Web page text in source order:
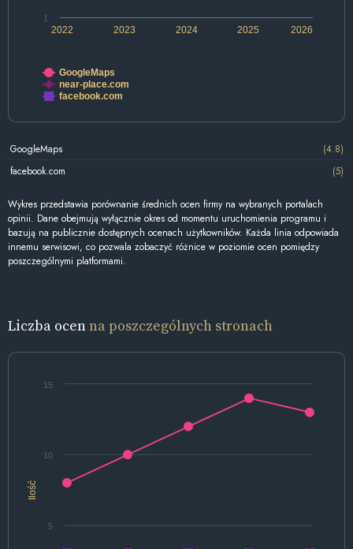
2022 2024 2026
2023 2025
1
GoogleMaps
near-place.com
facebook.com
GoogleMaps
(4.8)
facebook.com
(5)
Wykres przedstawia porównanie średnich ocen firmy na wybranych portalach
opinii. Dane obejmują wyłącznie okres od momentu uruchomienia programu i
bazują na publicznie dostępnych ocenach użytkowników. Każda linia odpowiada
innemu serwisowi, co pozwala zobaczyć różnice w poziomie ocen pomiędzy
poszczególnymi platformami.
Liczba ocenna poszczególnych stronach
Ilość
10
5
15